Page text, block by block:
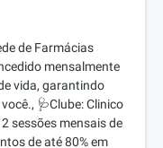
de Farmácias
mensalmente
vida, garantindo
🩺Clube: Clinico
sessões mensais de
de até 80% em